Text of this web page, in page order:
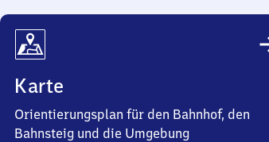
Karte
Orientierungsplan für den Bahnhof, den
Bahnsteig und die Umgebung